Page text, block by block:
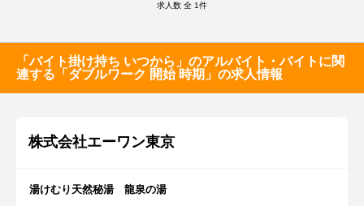
求人数 全 1件
「バイト掛け持ち いつから」のアルバイト・バイトに関
連する「ダブルワーク 開始 時期」の求人情報
株式会社エーワン東京
湯けむり天然秘湯 龍泉の湯